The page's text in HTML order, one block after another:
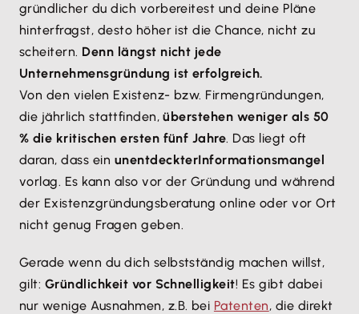
gründlicher du dich vorbereitest und deine Pläne
hinterfragst, desto höher ist die Chance, nicht zu
scheitern. Denn längst nicht jede
Unternehmensgründung ist erfolgreich.
Von den vielen Existenz- bzw. Firmengründungen,
die jährlich stattfinden,überstehen weniger als 50
% die kritischen ersten fünf Jahre. Das liegt oft
daran, dass ein unentdeckterInformationsmangel
vorlag. Es kann also vor der Gründung und während
der Existenzgründungsberatung online oder vor Ort
nicht genug Fragen geben.
Gerade wenn du dich selbstständig machen willst,
gilt: Gründlichkeit vor Schnelligkeit! Es gibt dabei
nur wenige Ausnahmen, z.B. bei Patenten, die direkt